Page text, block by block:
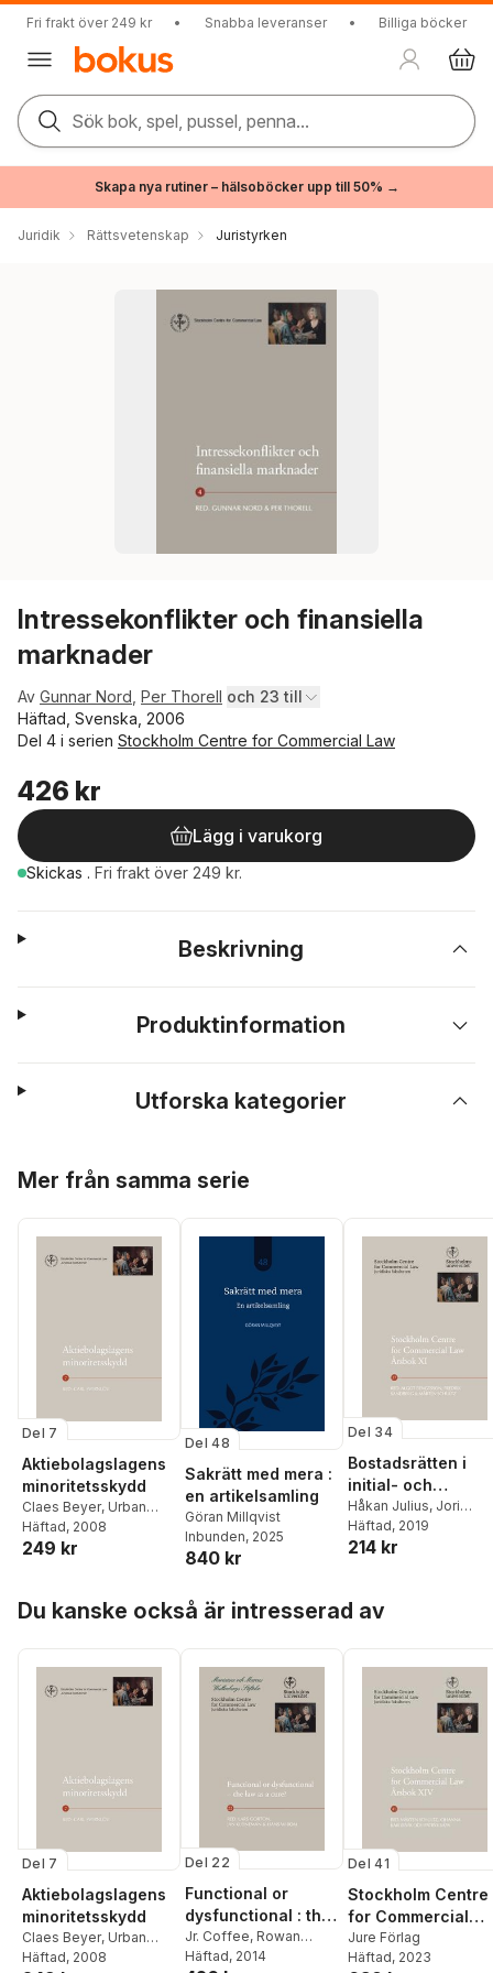
Fri frakt över 249 kr • Snabba leveranser • Billiga böcker
Sök bok, spel, pussel, penna...
Skapa nya rutiner – hälsoböcker upp till 50% →
Juridik Rättsvetenskap Juristyrken
Intressekonflikter och finansiella
marknader
Av Gunnar Nord Per Thorell och 23 till
Häftad, Svenska, 2006
Del 4 i serien Stockholm Centre for Commercial Law
426 kr
Lägg i varukorg
Skickas . Fri frakt över 249 kr.
Beskrivning
Produktinformation
Utforska kategorier
Mer från samma serie
Del 7
Aktiebolagslagens
minoritetsskydd
Claes Beyer, Urban
Båvestam,Erik Sjöman
Daniel Stattin
Häftad, 2008
249 kr
Del 48
Sakrätt med mera :
en artikelsamling
Göran Millqvist
Inbunden, 2025
840 kr
Del 34
Bostadsrätten i
initial- och
övergångsskeden
Håkan Julius, Jori
Munukki,Haymanot
Baheru
Häftad, 2019
214 kr
Du kanske också är intresserad av
Del 7
Aktiebolagslagens
minoritetsskydd
Claes Beyer, Urban
Båvestam,Erik Sjöman
Häftad, 2008
Del 22
Functional or
dysfunctional : the
law as a cure?
Jr. Coffee, Rowan
Russell ,Angela
Häftad, 2014
Del 41
Stockholm Centre
for Commercial
Law Årsbok XIV
Jure Förlag
Häftad, 2023